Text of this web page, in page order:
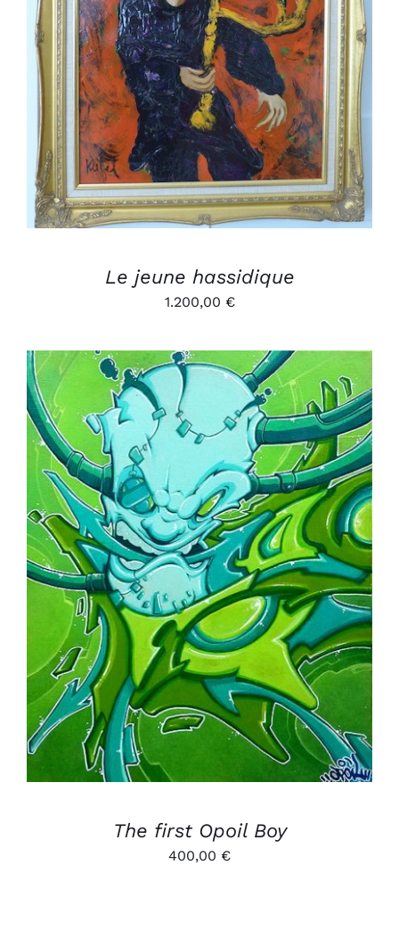
AJOUTER AU PANIER
/
DÉTAILS
Le jeune hassidique
1.200,00 €
AJOUTER AU PANIER
/
DÉTAILS
The first Opoil Boy
400,00 €